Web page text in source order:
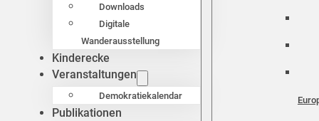
Downloads
Digitale
Wanderausstellung
Kinderecke
Veranstaltungen
Demokratiekalendar
Publikationen